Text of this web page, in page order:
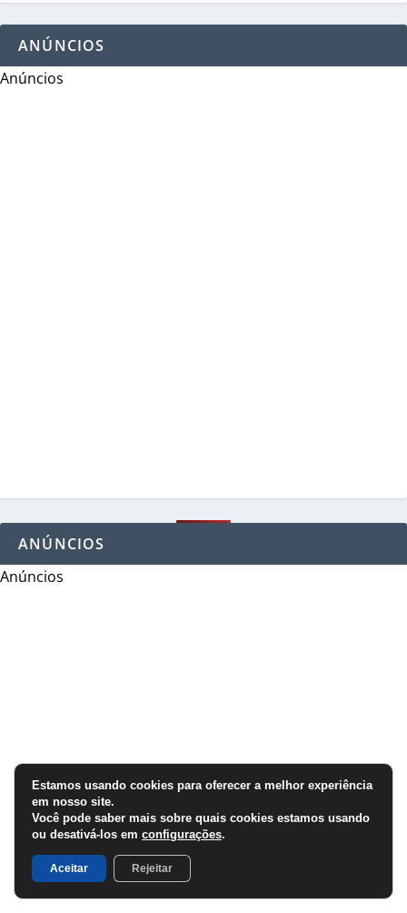
ANÚNCIOS
Anúncios
ANÚNCIOS
Anúncios
Estamos usando cookies para oferecer a melhor experiência
em nosso site.
Você pode saber mais sobre quais cookies estamos usando
ou desativá-los em configurações.
Aceitar Rejeitar